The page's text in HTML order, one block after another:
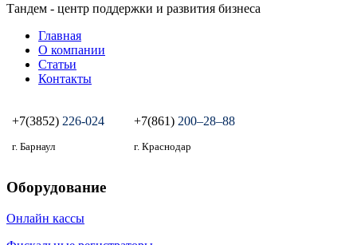
Тандем - центр поддержки и развития бизнеса
Главная
О компании
Статьи
Контакты
+7(3852) 226-024
г. Барнаул
+7(861) 200‒28‒88
г. Краснодар
Оборудование
Онлайн кассы